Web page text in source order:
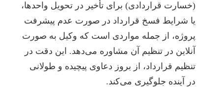
(خسارت قراردادی) برای تأخیر در تحویل واحدها،
یا شرایط فسخ قرارداد در صورت عدم پیشرفت
پروژه، از جمله مواردی است که وکیل به صورت
آنلاین در تنظیم آن مشاوره می‌دهد. این دقت در
تنظیم قرارداد، از بروز دعاوی پیچیده و طولانی
در آینده جلوگیری می‌کند.